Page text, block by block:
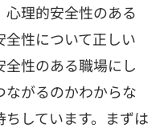
理的安全性のある
性について正しい
性のある職場にし
がるのかわからな
しています。まずは